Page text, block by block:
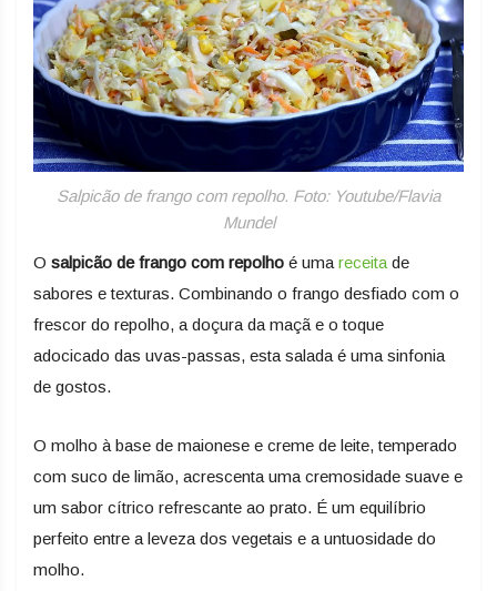
Salpicão de frango com repolho. Foto: Youtube/Flavia
Mundel
O salpicão de frango com repolho é uma receita de
sabores e texturas. Combinando o frango desfiado com o
frescor do repolho, a doçura da maçã e o toque
adocicado das uvas-passas, esta salada é uma sinfonia
de gostos.
O molho à base de maionese e creme de leite, temperado
com suco de limão, acrescenta uma cremosidade suave e
um sabor cítrico refrescante ao prato. É um equilíbrio
perfeito entre a leveza dos vegetais e a untuosidade do
molho.